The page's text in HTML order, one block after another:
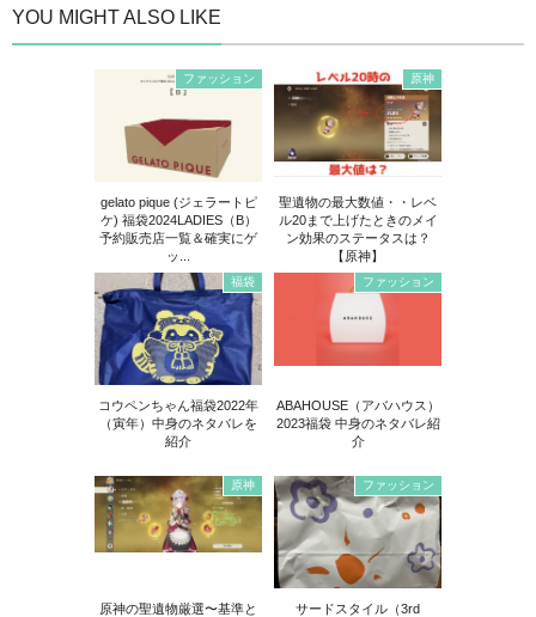
YOU MIGHT ALSO LIKE
ファッション
gelato pique (ジェラートピ
ケ) 福袋2024LADIES（B）
予約販売店一覧＆確実にゲ
ッ...
原神
聖遺物の最大数値・・レベ
ル20まで上げたときのメイ
ン効果のステータスは？
【原神】
福袋
コウペンちゃん福袋2022年
（寅年）中身のネタバレを
紹介
ファッション
ABAHOUSE（アバハウス）
2023福袋 中身のネタバレ紹
介
原神
原神の聖遺物厳選〜基準と
ファッション
サードスタイル（3rd